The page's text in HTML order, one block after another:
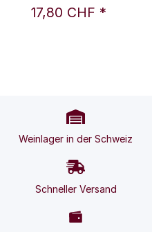
Familie Valdés
17,80 CHF *
Weinlager in der Schweiz
Schneller Versand